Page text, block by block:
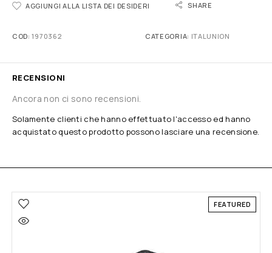
AGGIUNGI ALLA LISTA DEI DESIDERI SHARE
COD:1970362 CATEGORIA: ITALUNION
RECENSIONI
Ancora non ci sono recensioni.
Solamente clienti che hanno effettuato l'accesso ed hanno
acquistato questo prodotto possono lasciare una recensione.
FEATURED